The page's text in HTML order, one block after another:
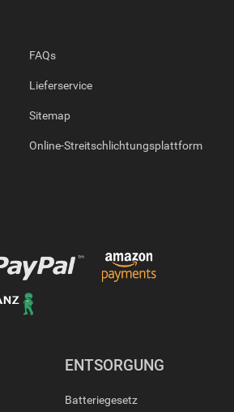
FAQs
Lieferservice
Sitemap
Online-Streitschlichtungsplattform
ENTSORGUNG
Batteriegesetz